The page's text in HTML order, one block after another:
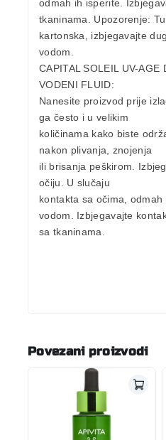
odmah ih isperite.
tkaninama. Upozorenje:
kartonska, izbjegavajte
vodom.
CAPITAL SOLEIL UV-AGE
VODENI FLUID:
Nanesite proizvod prije
ga često i u velikim
količinama kako biste
nakon plivanja, znojenja
ili brisanja peškirom.
očiju. U slučaju
kontakta sa očima,
vodom. Izbjegavajte
sa tkaninama.
Povezani proizvodi